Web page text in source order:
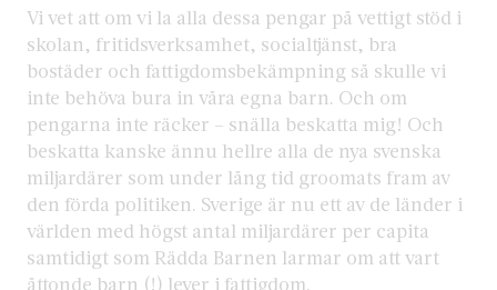
Vi vet att om vi la alla dessa pengar på vettigt stöd i
skolan, fritidsverksamhet, socialtjänst, bra
bostäder och fattigdomsbekämpning så skulle vi
inte behöva bura in våra egna barn. Och om
pengarna inte räcker – snälla beskatta mig! Och
beskatta kanske ännu hellre alla de nya svenska
miljardärer som under lång tid groomats fram av
den förda politiken. Sverige är nu ett av de länder i
världen med högst antal miljardärer per capita
samtidigt som Rädda Barnen larmar om att vart
åttonde barn (!) lever i fattigdom.